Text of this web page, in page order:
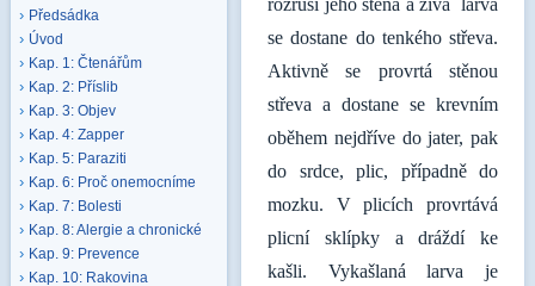
Předsádka
Úvod
Kap. 1: Čtenářům
Kap. 2: Příslib
Kap. 3: Objev
Kap. 4: Zapper
Kap. 5: Paraziti
Kap. 6: Proč onemocníme
Kap. 7: Bolesti
Kap. 8: Alergie a chronické
Kap. 9: Prevence
Kap. 10: Rakovina
rozruší jeho stěna a živá larva
se dostane do tenkého střeva.
Aktivně se provrtá stěnou
střeva a dostane se krevním
oběhem nejdříve do jater, pak
do srdce, plic, případně do
mozku. V plicích provrtává
plicní sklípky a dráždí ke
kašli. Vykašlaná larva je